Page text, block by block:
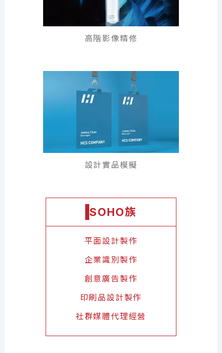
高階影像精修
設計實品模擬
SOHO族
平面設計製作
企業識別製作
創意廣告製作
印刷品設計製作
社群媒體代理經營